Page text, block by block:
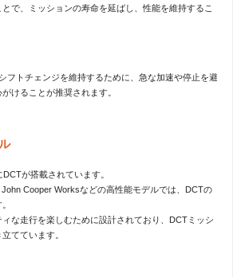
で、ミッションの寿命を延ばし、性能を維持するこ
フトチェンジを維持するために、急な加速や停止を避
けることが推奨されます。
が搭載されています。
Cooper Worksなどの高性能モデルでは、DCTの
な走行を楽しむために設計されており、DCTミッシ
てています。